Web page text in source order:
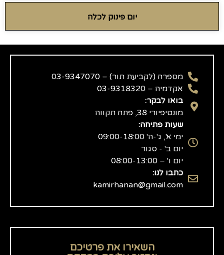
יום פינוק לכלה
מספרה (לקביעת תור) – 03-9347070
אקדמיה – 03-9318320
בואו לבקר:
מונטיפיורי 38, פתח תקווה
שעות פתיחה:
ימי א', ג'-ה' 09:00-18:00
יום ב' - סגור
יום ו' – 08:00-13:00
כתבו לנו:
kamirhanan@gmail.com
השאירו את פרטיכם